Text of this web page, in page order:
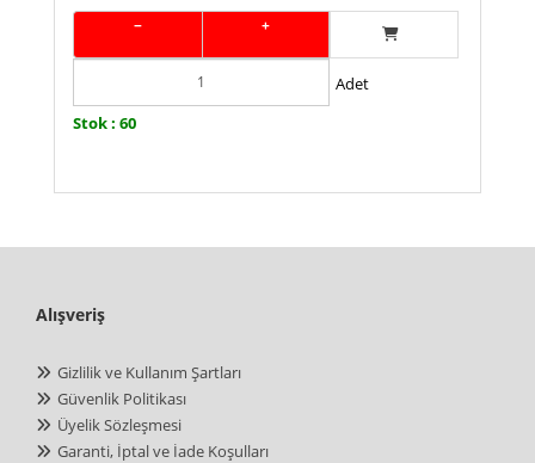
− +
Adet
Stok : 60
Alışveriş
Gizlilik ve Kullanım Şartları
Güvenlik Politikası
Üyelik Sözleşmesi
Garanti, İptal ve İade Koşulları